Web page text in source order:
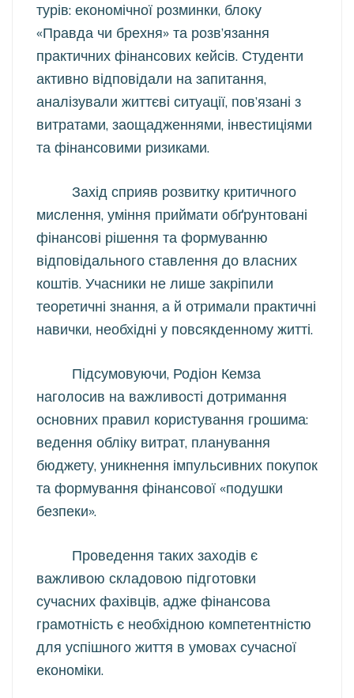
турів: економічної розминки, блоку
«Правда чи брехня» та розв’язання
практичних фінансових кейсів. Студенти
активно відповідали на запитання,
аналізували життєві ситуації, пов’язані з
витратами, заощадженнями, інвестиціями
та фінансовими ризиками.
Захід сприяв розвитку критичного
мислення, уміння приймати обґрунтовані
фінансові рішення та формуванню
відповідального ставлення до власних
коштів. Учасники не лише закріпили
теоретичні знання, а й отримали практичні
навички, необхідні у повсякденному житті.
Підсумовуючи, Родіон Кемза
наголосив на важливості дотримання
основних правил користування грошима:
ведення обліку витрат, планування
бюджету, уникнення імпульсивних покупок
та формування фінансової «подушки
безпеки».
Проведення таких заходів є
важливою складовою підготовки
сучасних фахівців, адже фінансова
грамотність є необхідною компетентністю
для успішного життя в умовах сучасної
економіки.